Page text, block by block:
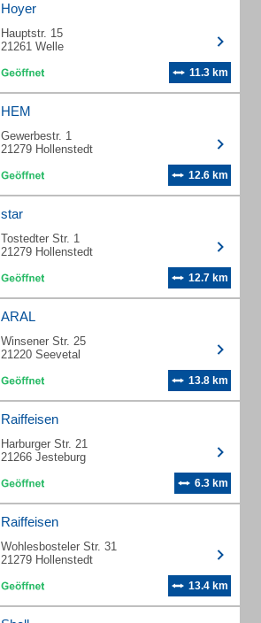
Hoyer
Hauptstr. 15
21261 Welle
11.3 km
HEM
Gewerbestr. 1
21279 Hollenstedt
12.6 km
star
Tostedter Str. 1
21279 Hollenstedt
12.7 km
ARAL
Winsener Str. 25
21220 Seevetal
13.8 km
Raiffeisen
Harburger Str. 21
21266 Jesteburg
6.3 km
Raiffeisen
Wohlesbosteler Str. 31
21279 Hollenstedt
13.4 km